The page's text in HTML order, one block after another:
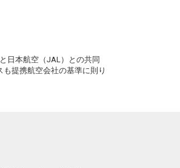
+2,300円
日本航空（JAL）との共同
提携航空会社の基準に則り